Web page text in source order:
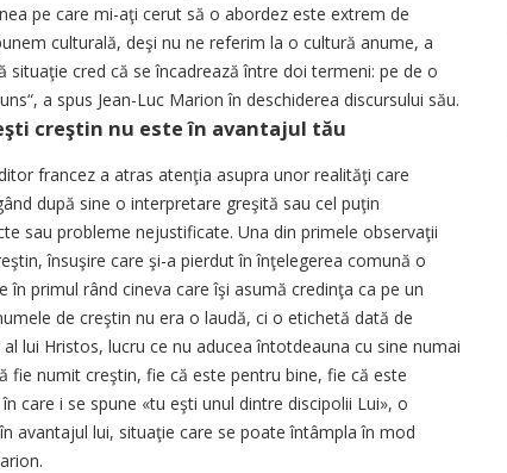
pe care mi-aţi cerut să o abordez este extrem de
culturală, deşi nu ne referim la o cultură anume, a
cred că se încadrează între doi termeni: pe de o
a spus Jean-Luc Marion în deschiderea discursului său.
creştin nu este în avantajul tău
francez a atras atenţia asupra unor realităţi care
după sine o interpretare greşită sau cel puţin
sau probleme nejustificate. Una din primele observaţii
însuşire care şi-a pierdut în înţelegerea comună o
în primul rând cineva care îşi asumă credinţa ca pe un
de creştin nu era o laudă, ci o etichetă dată de
lui Hristos, lucru ce nu aducea întotdeauna cu sine numai
fie numit creştin, fie că este pentru bine, fie că este
care i se spune «tu eşti unul dintre discipolii Lui», o
avantajul lui, situaţie care se poate întâmpla în mod